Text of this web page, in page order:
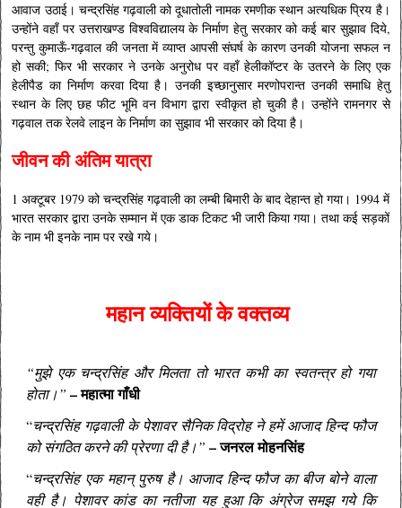
आवाज उठाई। चन्द्रसिंह गढ़वाली को दूधातोली नामक रमणीक स्थान अत्यधिक प्रिय है।
उन्होंने वहाँ पर उत्तराखण्ड विश्वविद्यालय के निर्माण हेतु सरकार को कई बार सुझाव दिये,
परन्तु कुमाऊँ-गढ़वाल की जनता में व्याप्त आपसी संघर्ष के कारण उनकी योजना सफल न
हो सकी; फिर भी सरकार ने उनके अनुरोध पर वहाँ हेलीकॉप्टर के उतरने के लिए एक
हेलीपैड का निर्माण करवा दिया है। उनकी इच्छानुसार मरणोपरान्त उनकी समाधि हेतु
स्थान के लिए छह फीट भूमि वन विभाग द्वारा स्वीकृत हो चुकी है। उन्होंने रामनगर से
गढ़वाल तक रेलवे लाइन के निर्माण का सुझाव भी सरकार को दिया है।
जीवन की अंतिम यात्रा
1 अक्टूबर 1979 को चन्द्रसिंह गढ़वाली का लम्बी बिमारी के बाद देहान्त हो गया। 1994 में
भारत सरकार द्वारा उनके सम्मान में एक डाक टिकट भी जारी किया गया। तथा कई सड़कों
के नाम भी इनके नाम पर रखे गये।
महान व्यक्तियों के वक्तव्य
“मुझे एक चन्द्रसिंह और मिलता तो भारत कभी का स्वतन्त्र हो गया
होता।” – महात्मा गाँधी
“चन्द्रसिंह गढ़वाली के पेशावर सैनिक विद्रोह ने हमें आजाद हिन्द फौज
को संगठित करने की प्रेरणा दी है।” –जनरल मोहनसिंह
“चन्द्रसिंह एक महान् पुरुष है। आजाद हिन्द फौज का बीज बोने वाला
वही है। पेशावर कांड का नतीजा यह हुआ कि अंग्रेज समझ गये कि